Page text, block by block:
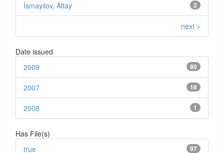
2
İsmayılov, Altay
next >
Date issued
80
2009
16
2007
1
2008
Has File(s)
97
true